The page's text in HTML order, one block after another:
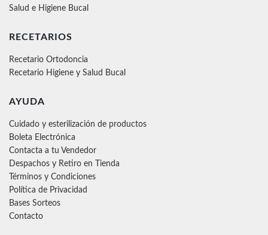
Salud e Higiene Bucal
RECETARIOS
Recetario Ortodoncia
Recetario Higiene y Salud Bucal
AYUDA
Cuidado y esterilización de productos
Boleta Electrónica
Contacta a tu Vendedor
Despachos y Retiro en Tienda
Términos y Condiciones
Política de Privacidad
Bases Sorteos
Contacto